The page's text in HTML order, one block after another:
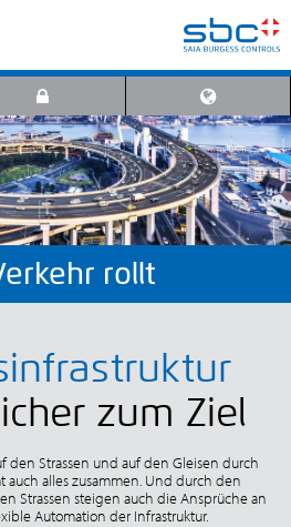
rollt
zum Ziel
den Strassen und auf den Gleisen durch
auch alles zusammen. Und durch den
Strassen steigen auch die Ansprüche an
Automation der Infrastruktur.